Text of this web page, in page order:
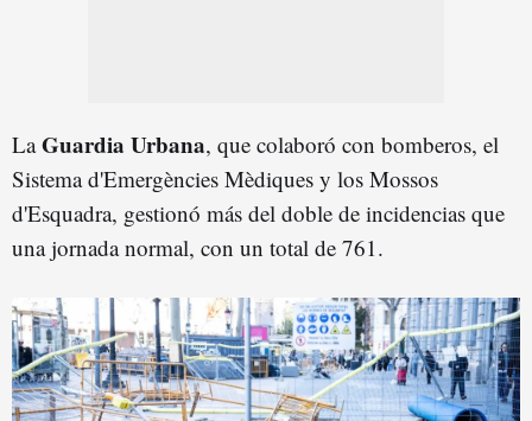
LaGuardia Urbana, que colaboró con bomberos, el
Sistema d'Emergències Mèdiques y los Mossos
d'Esquadra, gestionó más del doble de incidencias que
una jornada normal, con un total de 761.